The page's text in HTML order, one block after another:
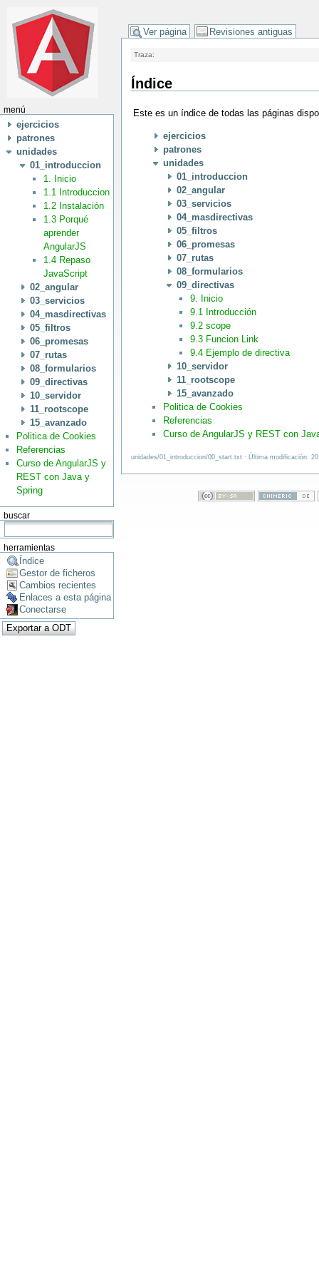
menú
ejercicios
patrones
unidades
01_introduccion
1. Inicio
1.1 Introduccion
1.2 Instalación
1.3 Porqué
aprender
AngularJS
1.4 Repaso
JavaScript
02_angular
03_servicios
04_masdirectivas
05_filtros
06_promesas
07_rutas
08_formularios
09_directivas
10_servidor
11_rootscope
15_avanzado
Politica de Cookies
Referencias
Curso de AngularJS y
REST con Java y
Spring
buscar
herramientas
Índice
Gestor de ficheros
Cambios recientes
Enlaces a esta página
Conectarse
Ver página Revisiones antiguas
Traza:
Índice
Este es un índice de todas las páginas
ejercicios
patrones
unidades
01_introduccion
02_angular
03_servicios
04_masdirectivas
05_filtros
06_promesas
07_rutas
08_formularios
09_directivas
9. Inicio
9.1 Introducción
9.2 scope
9.3 Funcion Link
9.4 Ejemplo de directiva
10_servidor
11_rootscope
15_avanzado
Politica de Cookies
Referencias
Curso de AngularJS y REST con
unidades/01_introduccion/00_start.txt · Última modificación: